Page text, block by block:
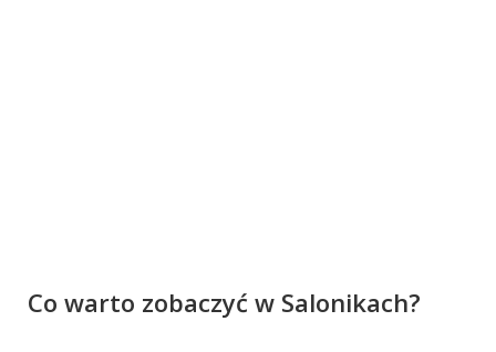
Co warto zobaczyć w Salonikach?